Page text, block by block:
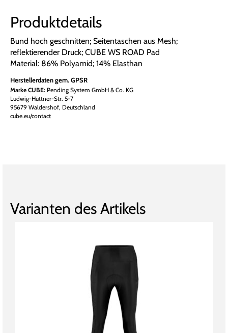
Produktdetails
Bund hoch geschnitten; Seitentaschen aus Mesh;
reflektierender Druck; CUBE WS ROAD Pad
Material: 86% Polyamid; 14% Elasthan
Herstellerdaten gem. GPSR
Marke CUBE: Pending System GmbH & Co. KG
Ludwig-Hüttner-Str. 5-7
95679 Waldershof, Deutschland
cube.eu/contact
Varianten des Artikels